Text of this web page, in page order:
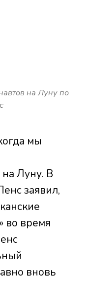
на Луну по
мы
Луну. В
заявил,
во время
вновь